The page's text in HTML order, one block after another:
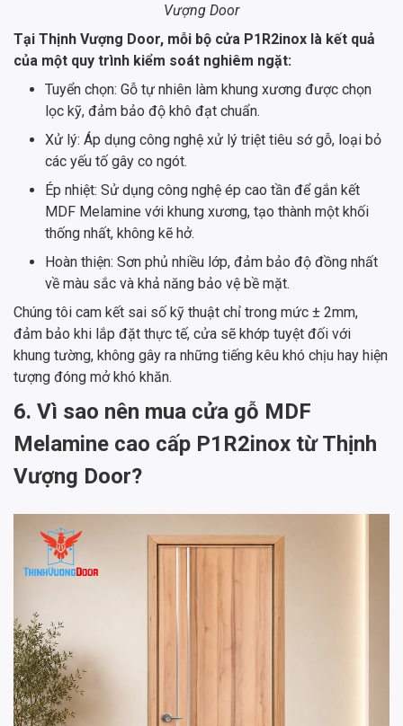
Vượng Door
Tại Thịnh Vượng Door, mỗi bộ cửa P1R2inox là kết quả
của một quy trình kiểm soát nghiêm ngặt:
Tuyển chọn: Gỗ tự nhiên làm khung xương được chọn
lọc kỹ, đảm bảo độ khô đạt chuẩn.
Xử lý: Áp dụng công nghệ xử lý triệt tiêu sớ gỗ, loại bỏ
các yếu tố gây co ngót.
Ép nhiệt: Sử dụng công nghệ ép cao tần để gắn kết
MDF Melamine với khung xương, tạo thành một khối
thống nhất, không kẽ hở.
Hoàn thiện: Sơn phủ nhiều lớp, đảm bảo độ đồng nhất
về màu sắc và khả năng bảo vệ bề mặt.
Chúng tôi cam kết sai số kỹ thuật chỉ trong mức ± 2mm,
đảm bảo khi lắp đặt thực tế, cửa sẽ khớp tuyệt đối với
khung tường, không gây ra những tiếng kêu khó chịu hay hiện
tượng đóng mở khó khăn.
6. Vì sao nên mua cửa gỗ MDF
Melamine cao cấp P1R2inox từ Thịnh
Vượng Door?